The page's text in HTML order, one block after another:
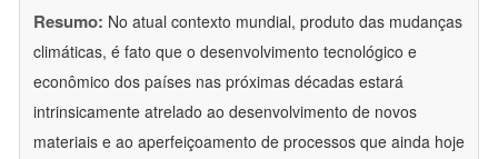
Resumo: No atual contexto mundial, produto das mudanças
climáticas, é fato que o desenvolvimento tecnológico e
econômico dos países nas próximas décadas estará
intrinsicamente atrelado ao desenvolvimento de novos
materiais e ao aperfeiçoamento de processos que ainda hoje